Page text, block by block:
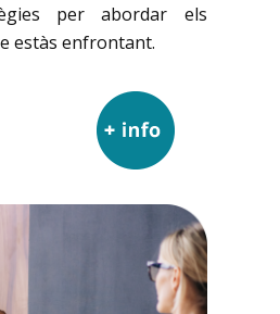
per abordar els
estàs enfrontant.